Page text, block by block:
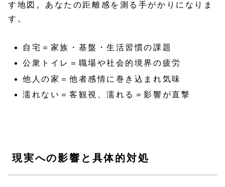
す地図。あなたの距離感を測る手がかりになりま
す。
自宅＝家族・基盤・生活習慣の課題
公衆トイレ＝職場や社会的境界の疲労
他人の家＝他者感情に巻き込まれ気味
濡れない＝客観視、濡れる＝影響が直撃
現実への影響と具体的対処